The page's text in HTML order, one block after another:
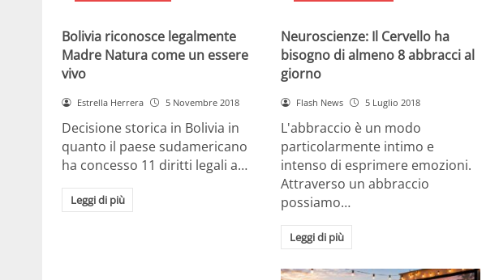
Bolivia riconosce legalmente
Madre Natura come un essere
vivo
Estrella Herrera 5 Novembre 2018
Decisione storica in Bolivia in
quanto il paese sudamericano
ha concesso 11 diritti legali a…
Leggi di più
Neuroscienze: Il Cervello ha
bisogno di almeno 8 abbracci al
giorno
Flash News 5 Luglio 2018
L'abbraccio è un modo
particolarmente intimo e
intenso di esprimere emozioni.
Attraverso un abbraccio
possiamo…
Leggi di più